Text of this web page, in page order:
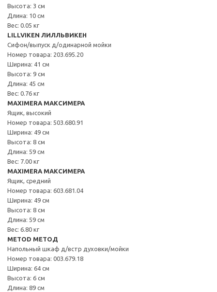
Высота: 3 см
Длина: 10 см
Вес: 0.05 кг
LILLVIKEN ЛИЛЛЬВИКЕН
Сифон/выпуск д/одинарной мойки
Номер товара: 203.695.20
Ширина: 41 см
Высота: 9 см
Длина: 45 см
Вес: 0.76 кг
MAXIMERA МАКСИМЕРА
Ящик, высокий
Номер товара: 503.680.91
Ширина: 49 см
Высота: 8 см
Длина: 59 см
Вес: 7.00 кг
MAXIMERA МАКСИМЕРА
Ящик, средний
Номер товара: 603.681.04
Ширина: 49 см
Высота: 8 см
Длина: 59 см
Вес: 6.80 кг
METOD МЕТОД
Напольный шкаф д/встр духовки/мойки
Номер товара: 003.679.18
Ширина: 64 см
Высота: 6 см
Длина: 89 см